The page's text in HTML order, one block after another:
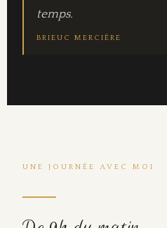
temps.
BRIEUC MERCIÈRE
UNE JOURNÉE AVEC MOI